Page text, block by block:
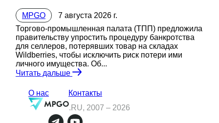
MPGO
7 августа 2026 г.
Торгово-промышленная палата (ТПП) предложила
правительству упростить процедуру банкротства
для селлеров, потерявших товар на складах
Wildberries, чтобы исключить риск потери ими
личного имущества. Об...
Читать дальше
О нас
Контакты
.RU, 2007 – 2026